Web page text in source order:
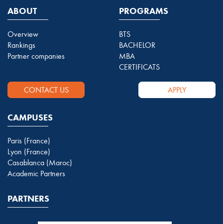
ABOUT
Overview
Rankings
Partner companies
PROGRAMS
BTS
BACHELOR
MBA
CERTIFICATS
CONTACT US APPLY
CAMPUSES
Paris (France)
Lyon (France)
Casablanca (Maroc)
Academic Partners
PARTNERS